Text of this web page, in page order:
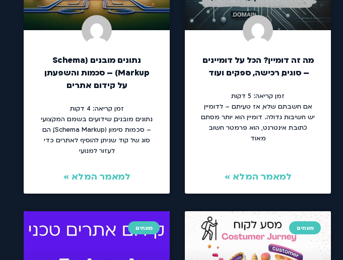
מה זה דומיין? הכל על דומיינים
– סוגים, רכישה, ספקים ועוד
זמן קריאה: 5 דקות
אם חשבתם שלא, אז טעיתם – לדומיין
יש חשיבות גדולה. דומיין הוא יותר מסתם
כתובת אינטרנט, הוא פרמטר חשוב
מאוד
למאמר המלא »
נתונים מובנים (Schema
Markup) – סכמות והשפעתן
על קידום אתרים
זמן קריאה: 4 דקות
נתונים מובנים, שידועים בשמם המקצועי
– סכמות סימון (Schema Markup), הם
סוג של קוד שניתן להוסיף לאתרים כדי
לעזור למנועי
למאמר המלא »
מונחים מונחים